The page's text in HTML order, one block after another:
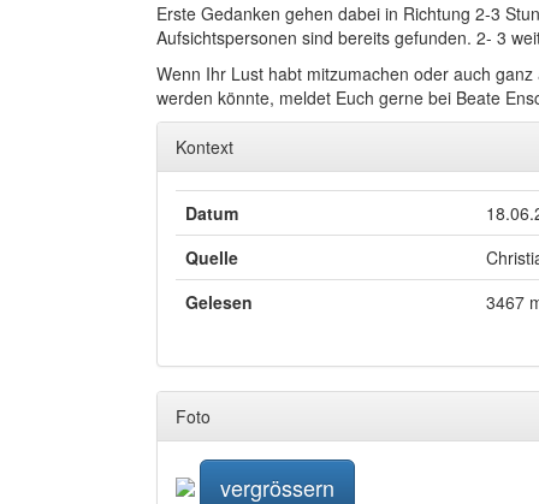
Erste Gedanken gehen dabei in Richtung 2-3
Aufsichtspersonen sind bereits gefunden. 2- 3
Wenn Ihr Lust habt mitzumachen oder auch
werden könnte, meldet Euch gerne bei Beate
Kontext
Datum
Quelle
Gelesen
3467
Foto
vergrössern